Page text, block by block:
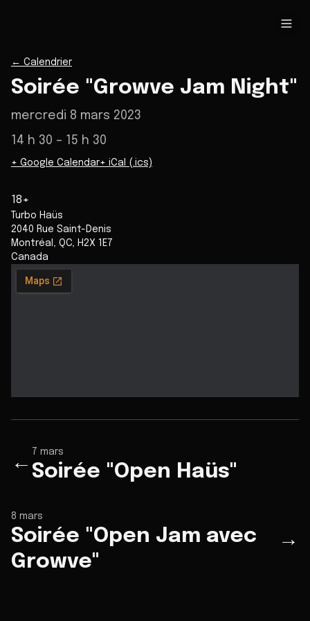
← Calendrier
Soirée "Growve Jam Night"
mercredi 8 mars 2023
14 h 30 – 15 h 30
+ Google Calendar+ iCal (.ics)
18+
Turbo Haüs
2040 Rue Saint-Denis
Montréal , QC, H2X 1E7
Canada
←
7 mars
Soirée "Open Haüs"
8 mars
Soirée "Open Jam avec
Growve"
→